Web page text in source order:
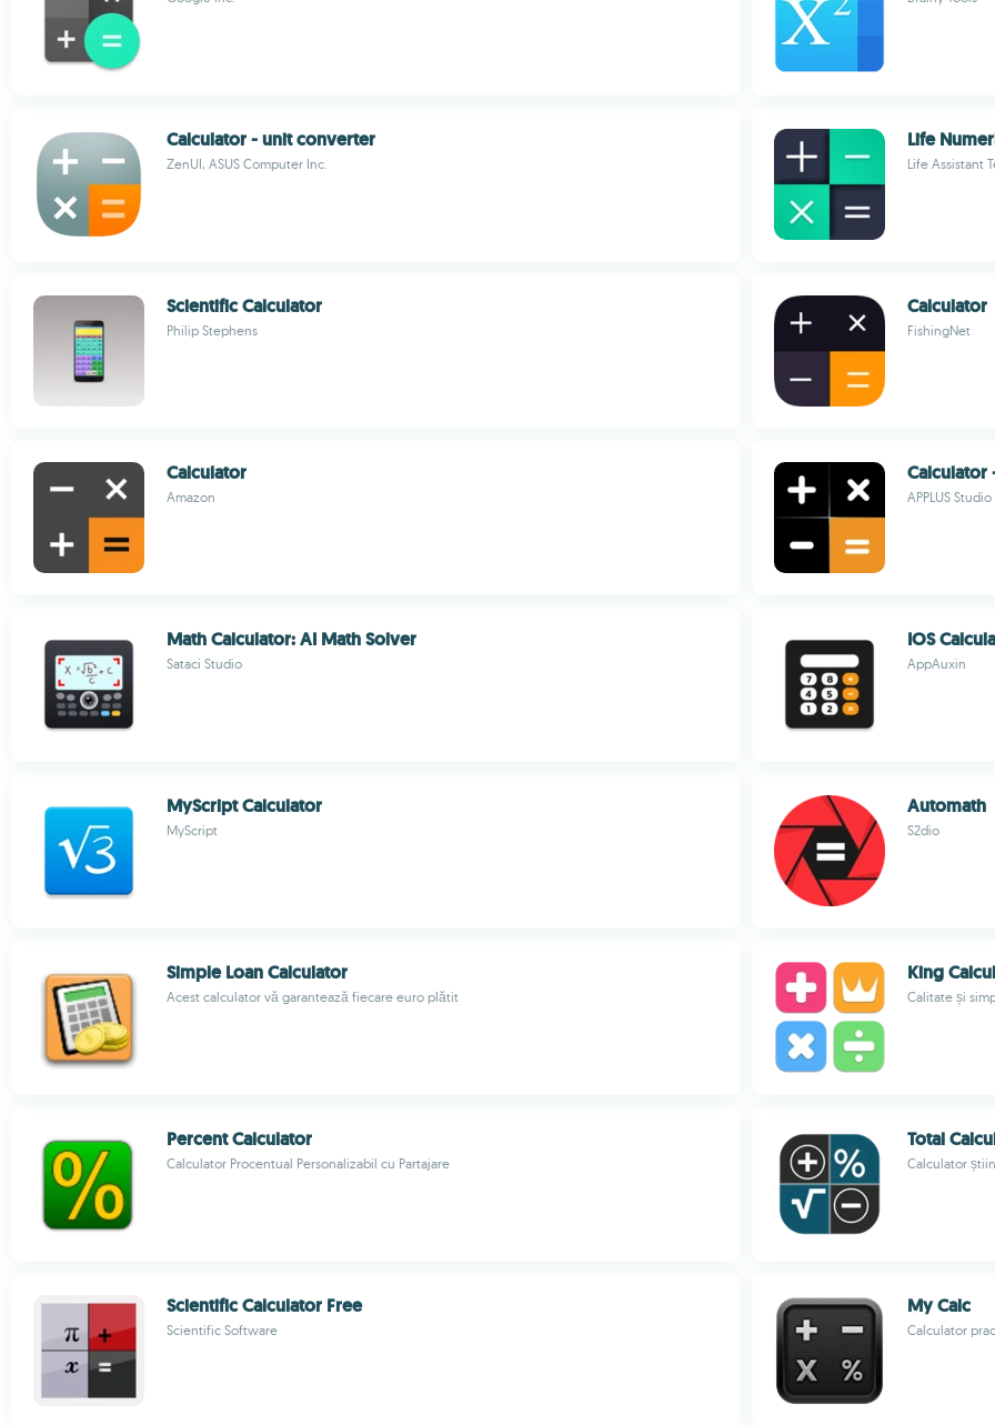
Calculator - unit converter
ZenUI, ASUS Computer Inc.
Life
Life Assistant
Scientific Calculator
Philip Stephens
Calculator
FishingNet
Calculator
Amazon
Calculator
APPLUS Studio
Math Calculator: AI Math Solver
Sataci Studio
IOS
AppAuxin
MyScript Calculator
MyScript
Automath
S2dio
Simple Loan Calculator
Acest calculator vă garantează fiecare euro plătit
King
Calitate și
Percent Calculator
Calculator Procentual Personalizabil cu Partajare
Total
Calculator
Scientific Calculator Free
Scientific Software
My Calc
Calculator